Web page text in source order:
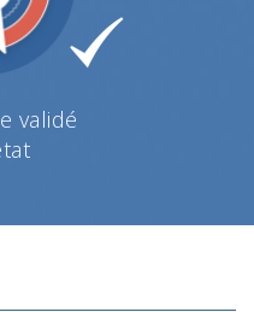
validé